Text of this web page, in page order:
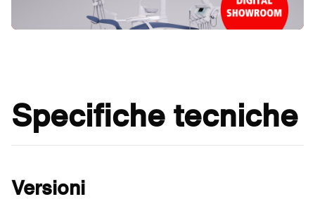
Specifiche tecniche
Versioni